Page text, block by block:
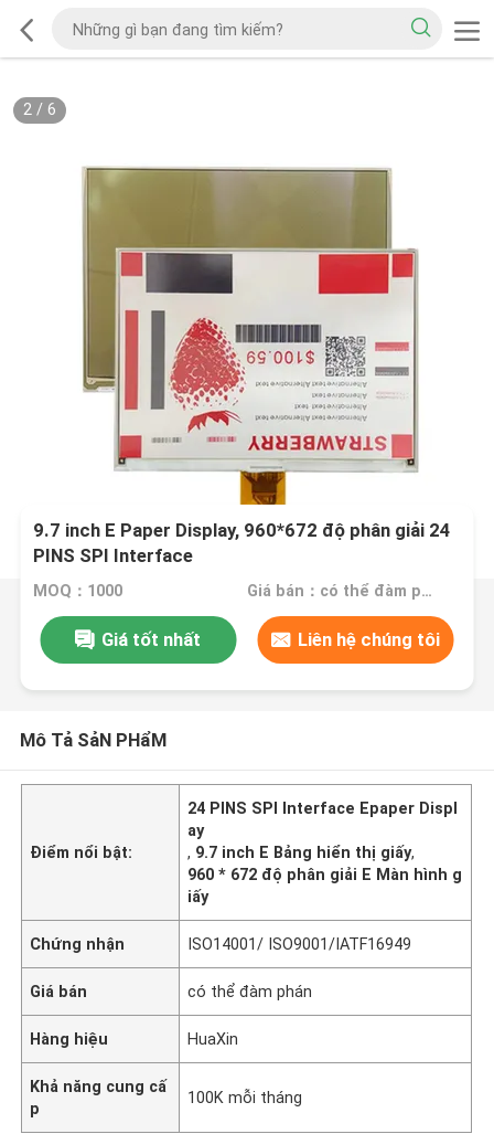
2/ 6
9.7 inch E Paper Display, 960*672 độ phân giải 24
PINS SPI Interface
MOQ：1000 Giá bán：có thể đàm phán
Giá tốt nhất Liên hệ chúng tôi
Mô Tả SảN PHẩM
Điểm nổi bật:
24 PINS SPI Interface Epaper Displ
ay
, 9.7 inch E Bảng hiển thị giấy,
960 * 672 độ phân giải E Màn hình g
iấy
Chứng nhận ISO14001/ ISO9001/IATF16949
Giá bán có thể đàm phán
Hàng hiệu HuaXin
Khả năng cung cấ
p
100K mỗi tháng